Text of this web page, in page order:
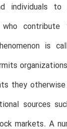
individuals
who
is
they
sources
markets. A